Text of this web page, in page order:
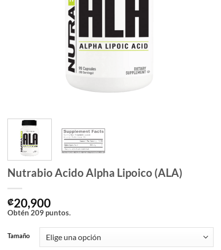
Nutrabio Acido Alpha Lipoico (ALA)
₡20,900
Obtén 209 puntos.
Tamaño